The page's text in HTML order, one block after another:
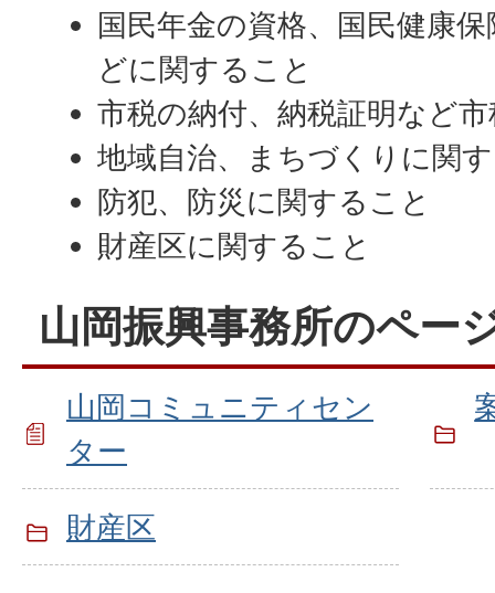
国民年金の資格、国民健康
どに関すること
市税の納付、納税証明など
地域自治、まちづくりに関
防犯、防災に関すること
財産区に関すること
山岡振興事務所のペー
山岡コミュニティセン
ター
財産区